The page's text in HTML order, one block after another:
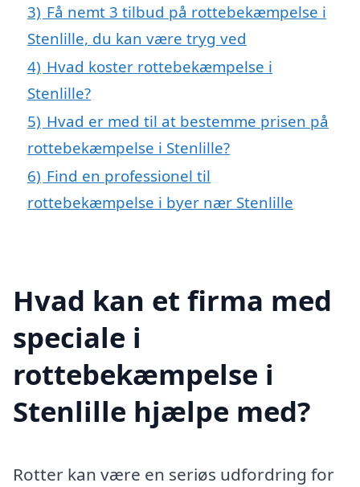
3) Få nemt 3 tilbud på rottebekæmpelse i
Stenlille, du kan være tryg ved
4) Hvad koster rottebekæmpelse i
Stenlille?
5) Hvad er med til at bestemme prisen på
rottebekæmpelse i Stenlille?
6) Find en professionel til
rottebekæmpelse i byer nær Stenlille
Hvad kan et firma med
speciale i
rottebekæmpelse i
Stenlille hjælpe med?
Rotter kan være en seriøs udfordring for